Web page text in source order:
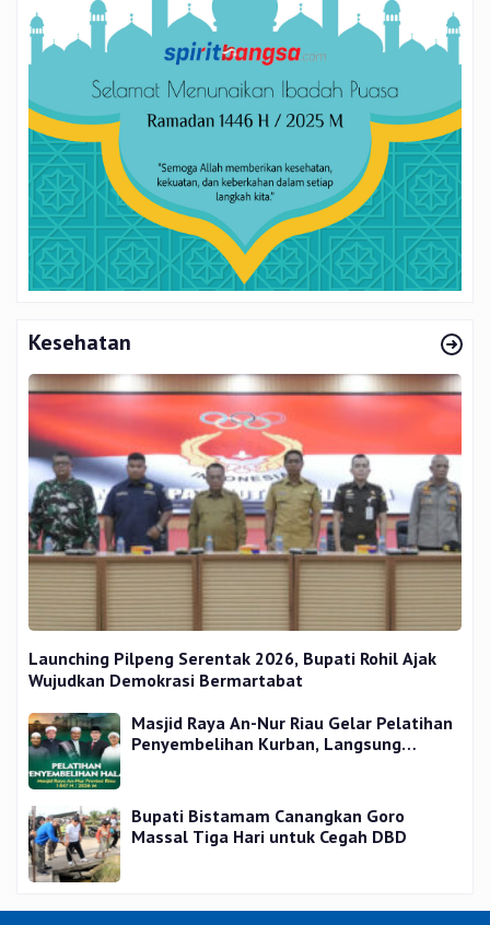
Kesehatan
Launching Pilpeng Serentak 2026, Bupati Rohil Ajak
Wujudkan Demokrasi Bermartabat
Masjid Raya An-Nur Riau Gelar Pelatihan
Penyembelihan Kurban, Langsung
Bupati Bistamam Canangkan Goro
Massal Tiga Hari untuk Cegah DBD